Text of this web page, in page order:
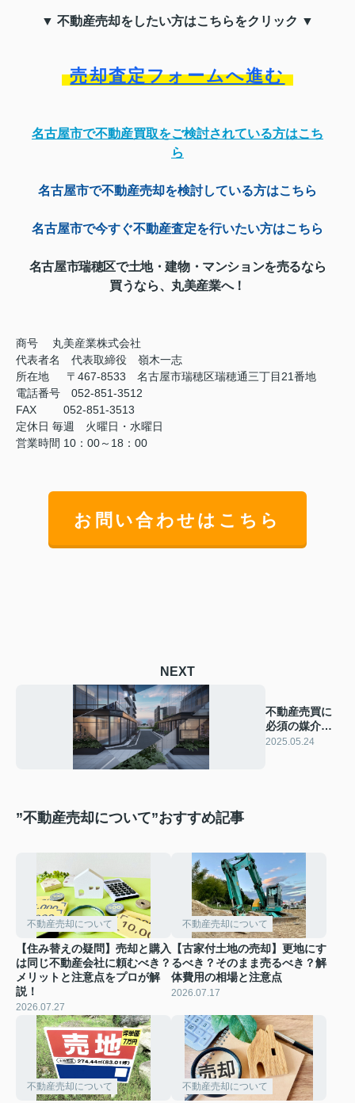
▼ 不動産売却をしたい方はこちらをクリック ▼
売却査定フォームへ進む
名古屋市で不動産買取をご検討されている方はこち
ら
名古屋市で不動産売却を検討している方はこちら
名古屋市で今すぐ不動産査定を行いたい方はこちら
名古屋市瑞穂区で土地・建物・マンションを売るなら
買うなら、丸美産業へ！
商号
丸美産業株式会社
代表者名 代表取締役 嶺木一志
所在地 〒467-8533 名古屋市瑞穂区瑞穂通三丁目21番地
電話番号 052-851-3512
FAX
052-851-3513
定休日 毎週 火曜日・水曜日
営業時間 10：00～18：00
お問い合わせはこちら
NEXT
不動産売買に
必須の媒介契
約とは？種類
2025.05.24
”不動産売却について”おすすめ記事
不動産売却について
【住み替えの疑問】売却と購入
は同じ不動産会社に頼むべき？
メリットと注意点をプロが解
説！
2026.07.27
不動産売却について
【古家付土地の売却】更地にす
るべき？そのまま売るべき？解
体費用の相場と注意点
2026.07.17
不動産売却について 不動産売却について